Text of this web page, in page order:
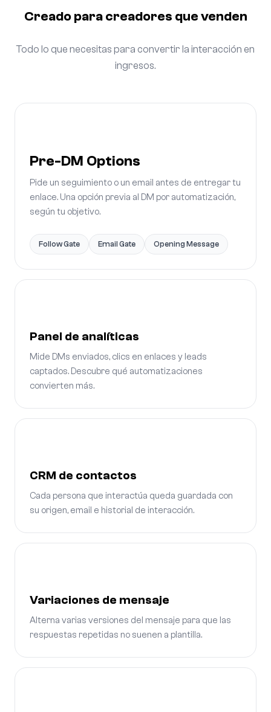
Creado para creadores que venden
Todo lo que necesitas para convertir la interacción en
ingresos.
Pre-DM Options
Pide un seguimiento o un email antes de entregar tu
enlace. Una opción previa al DM por automatización,
según tu objetivo.
Follow Gate Email Gate Opening Message
Panel de analíticas
Mide DMs enviados, clics en enlaces y leads
captados. Descubre qué automatizaciones
convierten más.
CRM de contactos
Cada persona que interactúa queda guardada con
su origen, email e historial de interacción.
Variaciones de mensaje
Alterna varias versiones del mensaje para que las
respuestas repetidas no suenen a plantilla.